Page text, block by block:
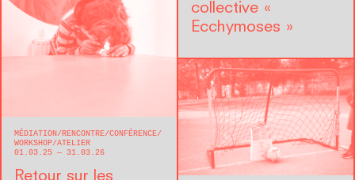
collective «
Ecchymoses »
MÉDIATION RENCONTRE/CONFÉRENCE
WORKSHOP/ATELIER
01.03.25 — 31.03.26